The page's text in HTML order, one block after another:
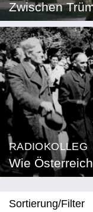
Zwischen
RADIOKOLLEG
Wie
Sortierung/Filter